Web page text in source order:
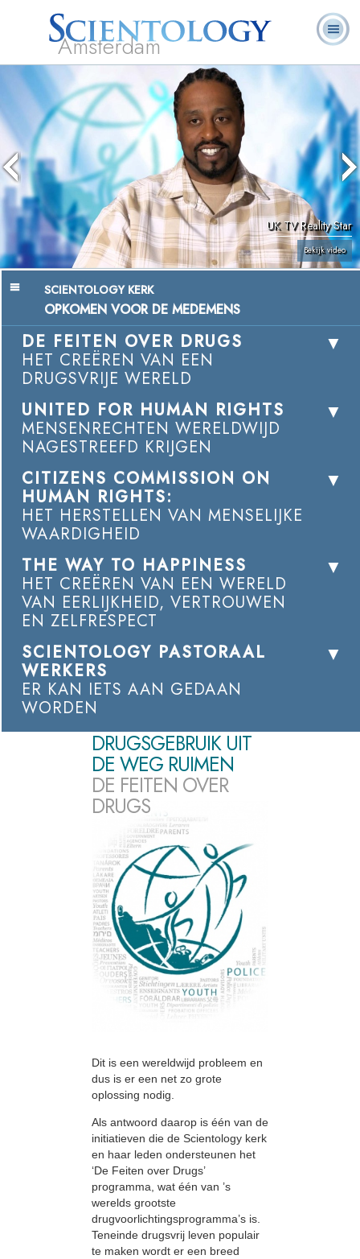
Amsterdam
Ons
Scientology?
Pastoraal
Werkers
Boeken
UK TV Reality Star
Bekijk video
SCIENTOLOGY KERK
OPKOMEN VOOR DE MEDEMENS
DE FEITEN OVER DRUGS
HET CREËREN VAN EEN
DRUGSVRIJE WERELD
UNITED FOR HUMAN RIGHTS
MENSENRECHTEN WERELDWIJD
NAGESTREEFD KRIJGEN
CITIZENS COMMISSION ON
HUMAN RIGHTS:
HET HERSTELLEN VAN MENSELIJKE
WAARDIGHEID
THE WAY TO HAPPINESS
HET CREËREN VAN EEN WERELD
VAN EERLIJKHEID, VERTROUWEN
EN ZELFRESPECT
SCIENTOLOGY PASTORAAL
WERKERS
ER KAN IETS AAN GEDAAN
WORDEN
DRUGSGEBRUIK UIT
DE WEG RUIMEN
DE FEITEN OVER
DRUGS
Dit is een wereldwijd probleem en
dus is er een net zo grote
oplossing nodig.
Als antwoord daarop is één van de
initiatieven die de Scientology kerk
en haar leden ondersteunen het
‘De Feiten over Drugs’
programma, wat één van ’s
werelds grootste
drugvoorlichtingsprogramma’s is.
Teneinde drugsvrij leven populair
te maken wordt er een breed